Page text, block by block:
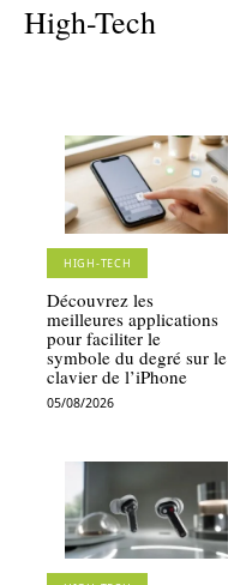
High-Tech
HIGH-TECH
Découvrez les
meilleures applications
pour faciliter le
symbole du degré sur le
clavier de l’iPhone
05/08/2026